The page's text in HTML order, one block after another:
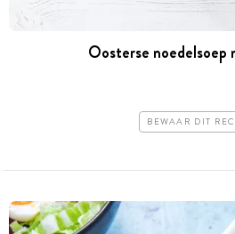
Oosterse noedelsoep
BEWAAR DIT